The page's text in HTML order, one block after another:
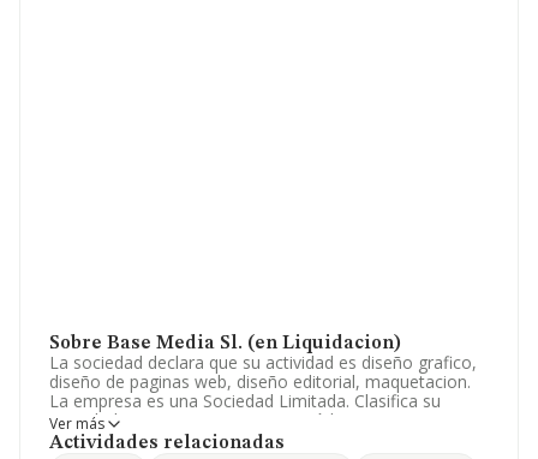
Sobre Base Media Sl. (en Liquidacion)
La sociedad declara que su actividad es diseño grafico,
diseño de paginas web, diseño editorial, maquetacion.
La empresa es una Sociedad Limitada. Clasifica su
actividad CNAE como '%cnae%', código 6220. La
empresa no tiene actividad en mercados exteriores.
Ver más
Actividades relacionadas